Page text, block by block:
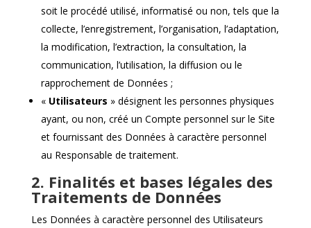
soit le procédé utilisé, informatisé ou non, tels que la
collecte, l’enregistrement, l’organisation, l’adaptation,
la modification, l’extraction, la consultation, la
communication, l’utilisation, la diffusion ou le
rapprochement de Données ;
« Utilisateurs » désignent les personnes physiques
ayant, ou non, créé un Compte personnel sur le Site
et fournissant des Données à caractère personnel
au Responsable de traitement.
2. Finalités et bases légales des
Traitements de Données
Les Données à caractère personnel des Utilisateurs